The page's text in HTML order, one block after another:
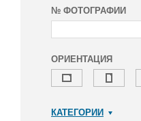
№ ФОТОГРАФИИ
ОРИЕНТАЦИЯ
КАТЕГОРИИ